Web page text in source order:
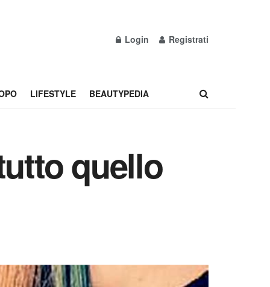
Login Registrati
LIFESTYLE BEAUTYPEDIA
quello